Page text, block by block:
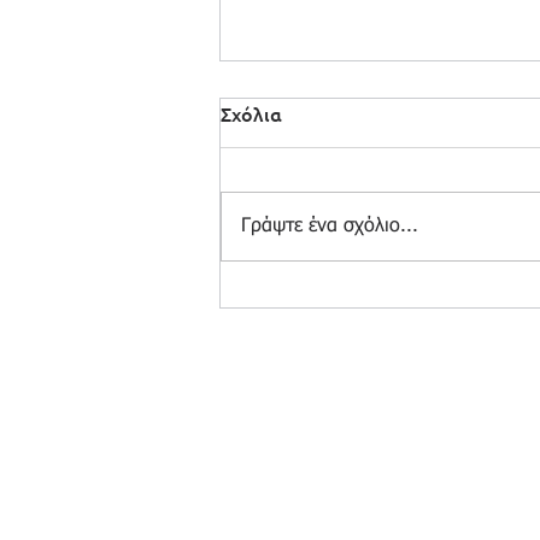
Σχόλια
Γράψτε ένα σχόλιο...